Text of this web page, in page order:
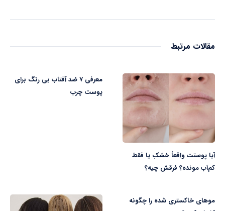
مقالات مرتبط
آیا پوستت واقعاً خشکِ یا فقط
کم‌آب مونده؟ فرقش چیه؟
معرفی ۷ ضد آفتاب بی رنگ برای
پوست چرب
موهای خاکستری شده را چگونه